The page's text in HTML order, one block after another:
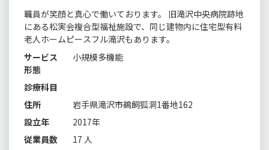
職員が笑顔と真心で働いております。 旧滝沢中央病院跡地
にある松実会複合型福祉施設で、同じ建物内に住宅型有料
老人ホームピースフル滝沢もあります。
サービス
形態
小規模多機能
診療科目
住所
岩手県滝沢市鵜飼狐洞1番地162
設立年
2017年
従業員数
17 人